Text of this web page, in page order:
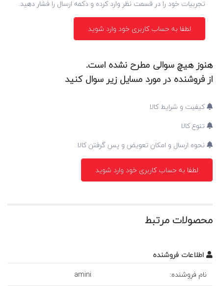
تجربیات خود را در قسمت نظر وارد کرده و دکمه ارسال را فشار دهید.
لطفا به حساب کاربری خود وارد شوید
هنوز هیچ سوالی مطرح نشده است.
از فروشنده در مورد مسایل زیر سوال کنید
کیفیت و شرایط کالا
تنوع کالا
نحوه ارسال و امکان تعویض و پس گرفتن کالا
لطفا به حساب کاربری خود وارد شوید
محصولات مرتبط
اطلاعات فروشنده
نام فروشنده:
amini